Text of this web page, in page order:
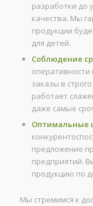
разработки до
качества. Мы
продукции
для детей.
Соблюдение
заказы в
работает
даже самые
Оптимальные
предложение
предприятий.
продукцию по
Мы стремимся к